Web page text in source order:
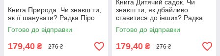
Книга Природа. Чи знаєш ти,
як її шанувати? Радка Піро
Готово до відправки
179,40 ₴ 276 ₴
Книга Дитячий садок. Чи
знаєш ти, як дбайливо
ставитися до інших? Радка
Піро
Готово до відправки
179,40 ₴ 276 ₴